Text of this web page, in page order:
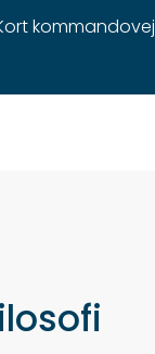
kommandovej